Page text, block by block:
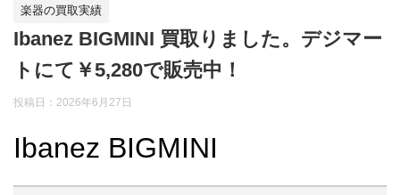
楽器の買取実績
Ibanez BIGMINI 買取りました。デジマー
トにて￥5,280で販売中！
投稿日：2026年6月27日
Ibanez BIGMINI